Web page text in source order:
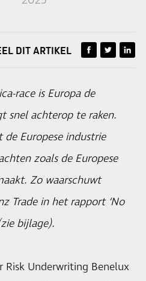
DIT ARTIKEL
race is Europa de
snel achterop te raken.
Europese industrie
zoals de Europese
Zo waarschuwt
Trade in het rapport ‘No
bijlage).
Risk Underwriting Benelux